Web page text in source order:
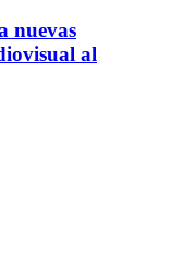
nuevas
al